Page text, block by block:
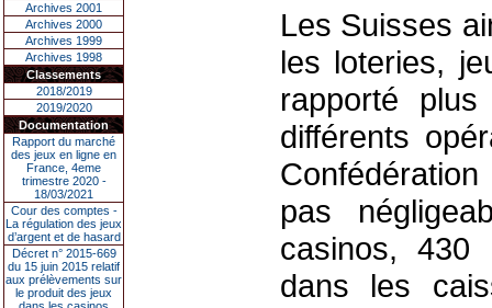
Archives 2001
Archives 2000
Archives 1999
Archives 1998
Classements
2018/2019
2019/2020
Documentation
Rapport du marché
des jeux en ligne en
France, 4eme
trimestre 2020 -
18/03/2021
Cour des comptes -
La régulation des jeux
d’argent et de hasard
Décret n° 2015-669
du 15 juin 2015 relatif
aux prélèvements sur
le produit des jeux
Les Suisses
les loteries,
rapporté
différents
pas
casinos, 430
dans les